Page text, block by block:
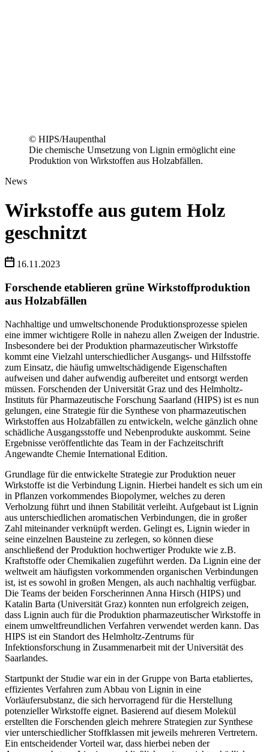
© HIPS/Haupenthal
Die chemische Umsetzung von Lignin ermöglicht eine
Produktion von Wirkstoffen aus Holzabfällen.
News
Wirkstoffe aus gutem Holz
geschnitzt
16.11.2023
Forschende etablieren grüne Wirkstoffproduktion
aus Holzabfällen
Nachhaltige und umweltschonende Produktionsprozesse spielen
eine immer wichtigere Rolle in nahezu allen Zweigen der Industrie.
Insbesondere bei der Produktion pharmazeutischer Wirkstoffe
kommt eine Vielzahl unterschiedlicher Ausgangs- und Hilfsstoffe
zum Einsatz, die häufig umweltschädigende Eigenschaften
aufweisen und daher aufwendig aufbereitet und entsorgt werden
müssen. Forschenden der Universität Graz und des Helmholtz-
Instituts für Pharmazeutische Forschung Saarland (HIPS) ist es nun
gelungen, eine Strategie für die Synthese von pharmazeutischen
Wirkstoffen aus Holzabfällen zu entwickeln, welche gänzlich ohne
schädliche Ausgangsstoffe und Nebenprodukte auskommt. Seine
Ergebnisse veröffentlichte das Team in der Fachzeitschrift
Angewandte Chemie International Edition.
Grundlage für die entwickelte Strategie zur Produktion neuer
Wirkstoffe ist die Verbindung Lignin. Hierbei handelt es sich um ein
in Pflanzen vorkommendes Biopolymer, welches zu deren
Verholzung führt und ihnen Stabilität verleiht. Aufgebaut ist Lignin
aus unterschiedlichen aromatischen Verbindungen, die in großer
Zahl miteinander verknüpft werden. Gelingt es, Lignin wieder in
seine einzelnen Bausteine zu zerlegen, so können diese
anschließend der Produktion hochwertiger Produkte wie z.B.
Kraftstoffe oder Chemikalien zugeführt werden. Da Lignin eine der
weltweit am häufigsten vorkommenden organischen Verbindungen
ist, ist es sowohl in großen Mengen, als auch nachhaltig verfügbar.
Die Teams der beiden Forscherinnen Anna Hirsch (HIPS) und
Katalin Barta (Universität Graz) konnten nun erfolgreich zeigen,
dass Lignin auch für die Produktion pharmazeutischer Wirkstoffe in
einem umweltfreundlichen Verfahren verwendet werden kann. Das
HIPS ist ein Standort des Helmholtz-Zentrums für
Infektionsforschung in Zusammenarbeit mit der Universität des
Saarlandes.
Startpunkt der Studie war ein in der Gruppe von Barta etabliertes,
effizientes Verfahren zum Abbau von Lignin in eine
Vorläufersubstanz, die sich hervorragend für die Herstellung
potenzieller Wirkstoffe eignet. Basierend auf diesem Molekül
erstellten die Forschenden gleich mehrere Strategien zur Synthese
vier unterschiedlicher Stoffklassen mit jeweils mehreren Vertretern.
Ein entscheidender Vorteil war, dass hierbei neben der